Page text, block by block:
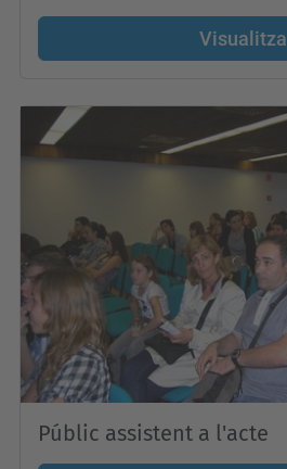
Visualitza
Públic assistent a l'acte